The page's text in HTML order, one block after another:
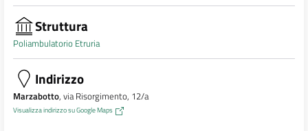
Struttura
Poliambulatorio Etruria
Indirizzo
Marzabotto, via Risorgimento, 12/a
Visualizza indirizzo su Google Maps